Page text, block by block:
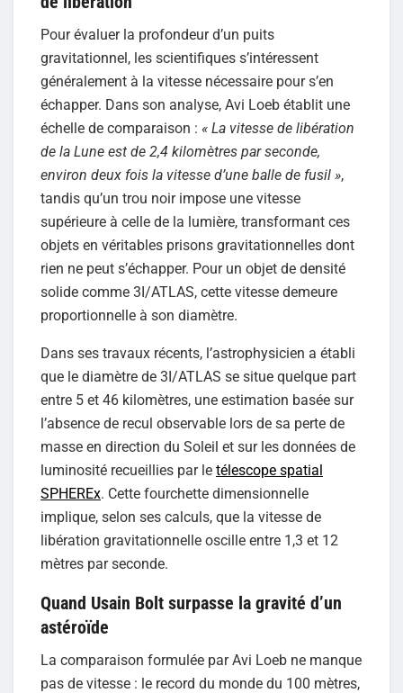
Pour évaluer la profondeur d’un puits
gravitationnel, les scientifiques s’intéressent
généralement à la vitesse nécessaire pour s’en
échapper. Dans son analyse, Avi Loeb établit une
échelle de comparaison : « La vitesse de libération
de la Lune est de 2,4 kilomètres par seconde,
environ deux fois la vitesse d’une balle de fusil »,
tandis qu’un trou noir impose une vitesse
supérieure à celle de la lumière, transformant ces
objets en véritables prisons gravitationnelles dont
rien ne peut s’échapper. Pour un objet de densité
solide comme 3I/ATLAS, cette vitesse demeure
proportionnelle à son diamètre.
Dans ses travaux récents, l’astrophysicien a établi
que le diamètre de 3I/ATLAS se situe quelque part
entre 5 et 46 kilomètres, une estimation basée sur
l’absence de recul observable lors de sa perte de
masse en direction du Soleil et sur les données de
luminosité recueillies par le télescope spatial
SPHEREx. Cette fourchette dimensionnelle
implique, selon ses calculs, que la vitesse de
libération gravitationnelle oscille entre 1,3 et 12
mètres par seconde.
Quand Usain Bolt surpasse la gravité d’un
astéroïde
La comparaison formulée par Avi Loeb ne manque
pas de vitesse : le record du monde du 100 mètres,